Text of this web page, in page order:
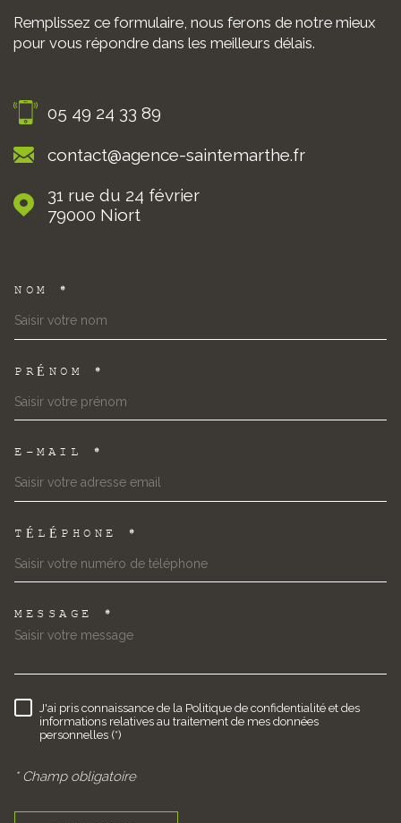
Remplissez ce formulaire, nous ferons de notre mieux
pour vous répondre dans les meilleurs délais.
05 49 24 33 89
contact@agence-saintemarthe.fr
31 rue du 24 février
79000
Niort
NOM *
PRÉNOM *
E-MAIL *
TÉLÉPHONE *
MESSAGE *
RÈGLEMENTATION
J'ai pris connaissance de la Politique de confidentialité et des
informations relatives au traitement de mes données
personnelles (*)
* Champ obligatoire